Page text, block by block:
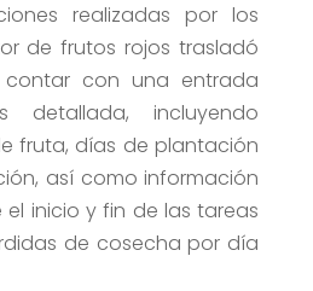
realizadas por los
de frutos rojos trasladó
con una entrada
incluyendo
fruta, días de plantación
así como información
inicio y fin de las tareas
de cosecha por día